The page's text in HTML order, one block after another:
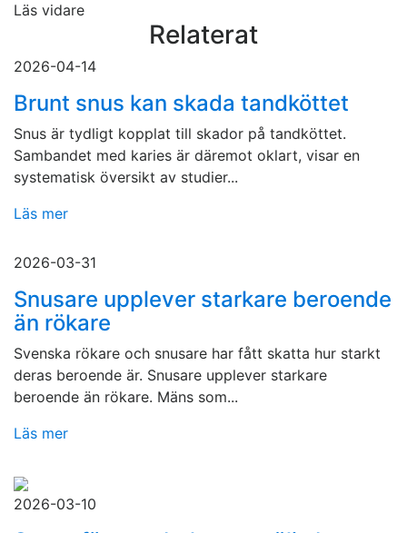
Läs vidare
Relaterat
2026-04-14
Brunt snus kan skada tandköttet
Snus är tydligt kopplat till skador på tandköttet.
Sambandet med karies är däremot oklart, visar en
systematisk översikt av studier...
Läs mer
2026-03-31
Snusare upplever starkare beroende
än rökare
Svenska rökare och snusare har fått skatta hur starkt
deras beroende är. Snusare upplever starkare
beroende än rökare. Mäns som...
Läs mer
2026-03-10